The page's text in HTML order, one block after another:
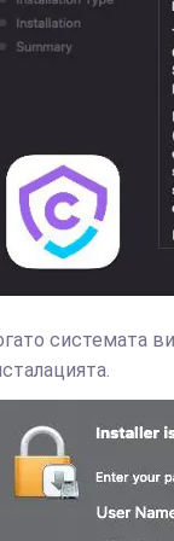
системата